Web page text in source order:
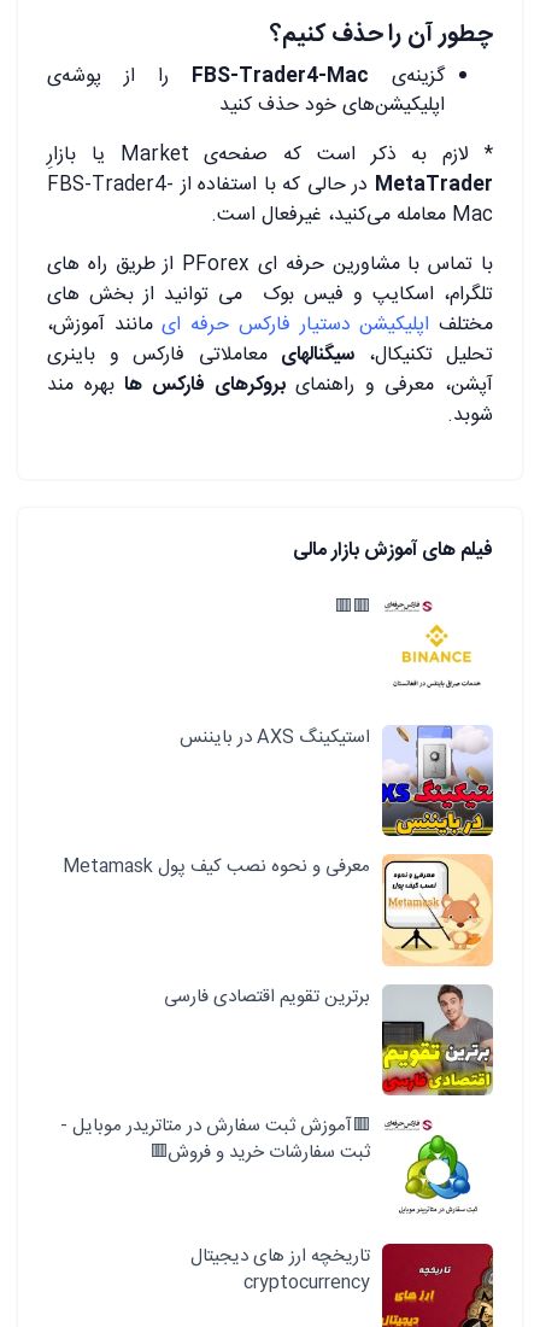
چطور آن را حذف کنیم؟
گزینه‌ی FBS-Trader4-Mac را از پوشه‌ی
اپلیکیشن‌های خود حذف کنید
* لازم به ذکر است که صفحه‌ی Market یا بازارِ
MetaTrader
در حالی که با استفاده از FBS-Trader4-
Mac معامله می‌کنید، غیرفعال است.
با تماس با مشاورین حرفه ای PForex از طریق راه های
تلگرام، اسکایپ و فیس بوک می توانید از بخش های
مختلف اپلیکیشن دستیار فارکس حرفه ایمانند آموزش،
تحلیل تکنیکال، سیگنالهای معاملاتی فارکس و باینری
آپشن، معرفی و راهنمایبروکرهای فارکس هابهره مند
شوبد.
فیلم های آموزش بازار مالی
🟥🟥
استیکینگ AXS در بایننس
معرفی و نحوه نصب کیف پول Metamask
برترین تقویم اقتصادی فارسی
🟥آموزش ثبت سفارش در متاتریدر موبایل -
ثبت سفارشات خرید و فروش🟥
تاریخچه ارز های دیجیتال
cryptocurrency